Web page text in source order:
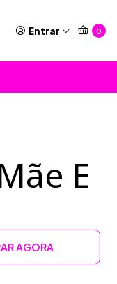
Entrar 0
E
AGORA